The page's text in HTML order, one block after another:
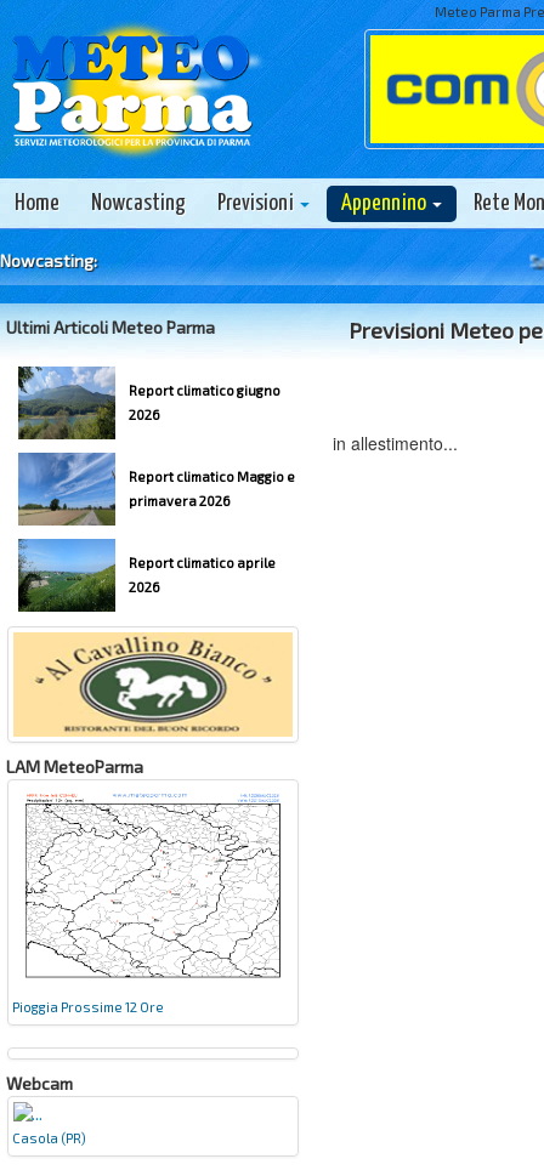
Meteo Parma
Home Nowcasting Previsioni Appennino Rete
Nowcasting:
Ultimi Articoli Meteo Parma
Report climatico giugno
2026
Report climatico Maggio e
primavera 2026
Report climatico aprile
2026
LAM MeteoParma
Pioggia Prossime 12 Ore
Webcam
Casola (PR)
Previsioni Meteo
in allestimento...